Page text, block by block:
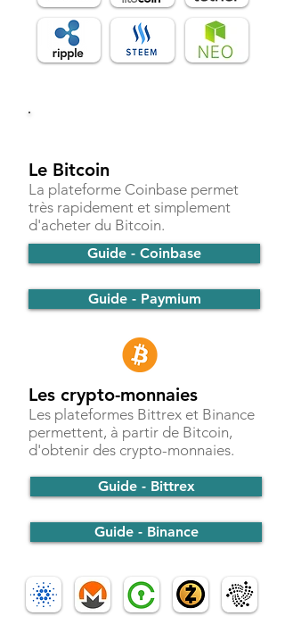
Le Bitcoin
La plateforme Coinbase permet
très rapidement et simplement
d'acheter du Bitcoin.
Guide - Coinbase
Guide - Paymium
Les crypto-monnaies
Les plateformes Bittrex et Binance
permettent, à partir de Bitcoin,
d'obtenir des crypto-monnaies.
Guide - Bittrex
Guide - Binance